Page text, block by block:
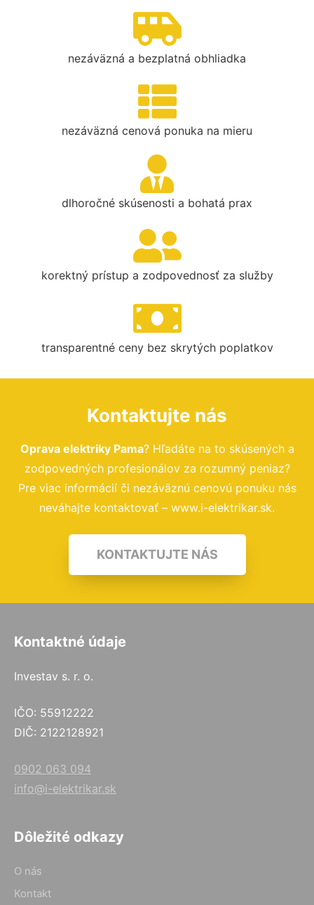
nezáväzná a bezplatná obhliadka
nezáväzná cenová ponuka na mieru
dlhoročné skúsenosti a bohatá prax
korektný prístup a zodpovednosť za služby
transparentné ceny bez skrytých poplatkov
Kontaktujte nás
Oprava elektriky Pama? Hľadáte na to skúsených a
zodpovedných profesionálov za rozumný peniaz?
Pre viac informácií či nezáväznú cenovú ponuku nás
neváhajte kontaktovať – www.i-elektrikar.sk.
KONTAKTUJTE NÁS
Kontaktné údaje
Investav s. r. o.
IČO: 55912222
DIČ: 2122128921
0902 063 094
info@i-elektrikar.sk
Dôležité odkazy
O nás
Kontakt